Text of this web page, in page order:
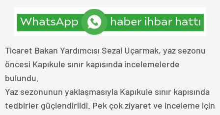
Ticaret Bakan Yardımcısı Sezai Uçarmak, yaz sezonu
öncesi Kapıkule sınır kapısında incelemelerde
bulundu.
Yaz sezonunun yaklaşmasıyla Kapıkule sınır kapısında
tedbirler güçlendirildi. Pek çok ziyaret ve inceleme için